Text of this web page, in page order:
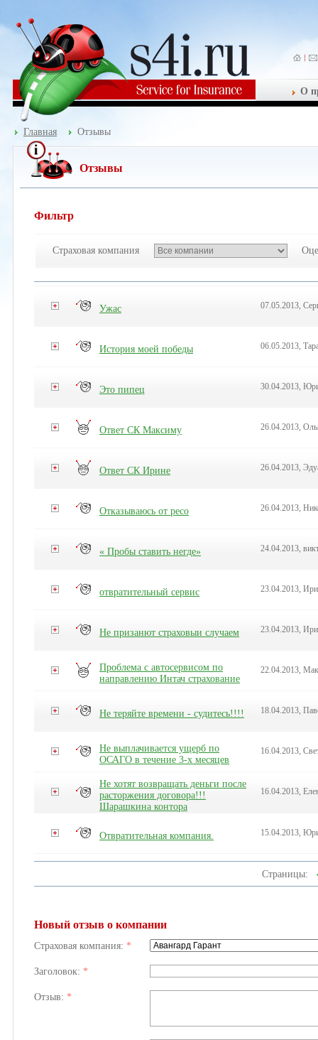
О
Главная Отзывы
Отзывы
Фильтр
Страховая компания
Ужас 07.05.2013,
История моей победы 06.05.2013,
Это пипец 30.04.2013,
Ответ СК Максиму 26.04.2013,
Ответ СК Ирине 26.04.2013,
Отказываюсь от ресо 26.04.2013,
« Пробы ставить негде» 24.04.2013,
отвратительный сервис 23.04.2013,
Не призанют страховыи случаем 23.04.2013,
Проблема с автосервисом по
направлению Интач страхование
22.04.2013,
Не теряйте времени - судитесь!!!! 18.04.2013,
Не выплачивается ущерб по
ОСАГО в течение 3-х месяцев
16.04.2013,
Не хотят возвращать деньги после
расторжения договора!!!
Шарашкина контора
16.04.2013,
Отвратительная компания. 15.04.2013,
Страницы:
Новый отзыв о компании
Страховая компания: *
Заголовок: *
Отзыв: *